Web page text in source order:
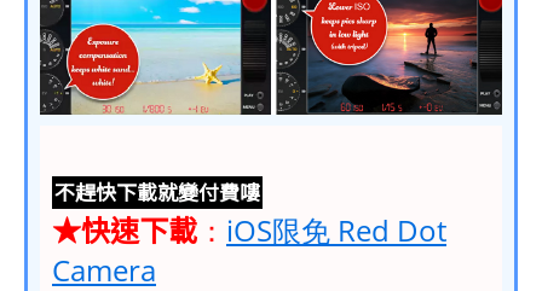
不趕快下載就變付費嘍
★快速下載 ： iOS限免 Red Dot
Camera